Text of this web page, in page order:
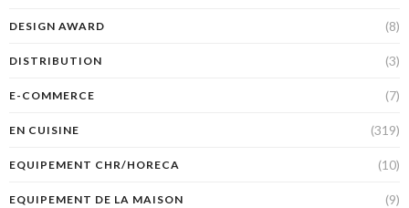
DESIGN AWARD (8)
DISTRIBUTION (3)
E-COMMERCE (7)
EN CUISINE (319)
EQUIPEMENT CHR/HORECA (10)
EQUIPEMENT DE LA MAISON (9)